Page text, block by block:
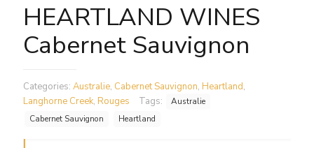
HEARTLAND WINES
Cabernet Sauvignon
Categories: Australie, Cabernet Sauvignon, Heartland,
Langhorne Creek, Rouges Tags:
Australie
Cabernet Sauvignon
Heartland